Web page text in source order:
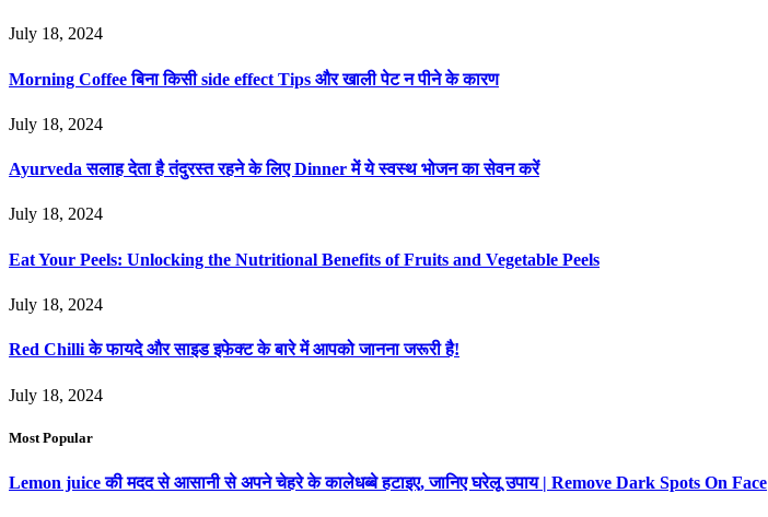
July 18, 2024
Morning Coffee बिना किसी side effect Tips और खाली पेट न पीने के कारण
July 18, 2024
Ayurveda सलाह देता है तंदुरस्त रहने के लिए Dinner में ये स्वस्थ भोजन का सेवन करें
July 18, 2024
Eat Your Peels: Unlocking the Nutritional Benefits of Fruits and Vegetable Peels
July 18, 2024
Red Chilli के फायदे और साइड इफेक्ट के बारे में आपको जानना जरूरी है!
July 18, 2024
Most Popular
Lemon juice की मदद से आसानी से अपने चेहरे के कालेधब्बे हटाइए, जानिए घरेलू उपाय | Remove Dark Spots On Face